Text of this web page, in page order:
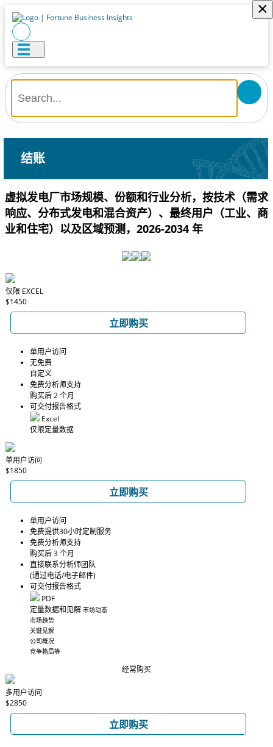
×
结账
虚拟发电厂市场规模、份额和行业分析，按技术（需求
响应、分布式发电和混合资产）、最终用户（工业、商
业和住宅）以及区域预测，2026-2034 年
仅限 EXCEL
$1450
立即购买
单用户访问
无免费
自定义
免费分析师支持
购买后 2 个月
可交付报告格式
Excel
仅限定量数据
单用户访问
$1850
立即购买
单用户访问
免费提供30小时定制服务
免费分析师支持
购买后 3 个月
直接联系分析师团队
(通过电话/电子邮件)
可交付报告格式
PDF
定量数据和见解 市场动态
市场趋势
关键见解
公司概况
竞争格局等
经常购买
多用户访问
$2850
立即购买